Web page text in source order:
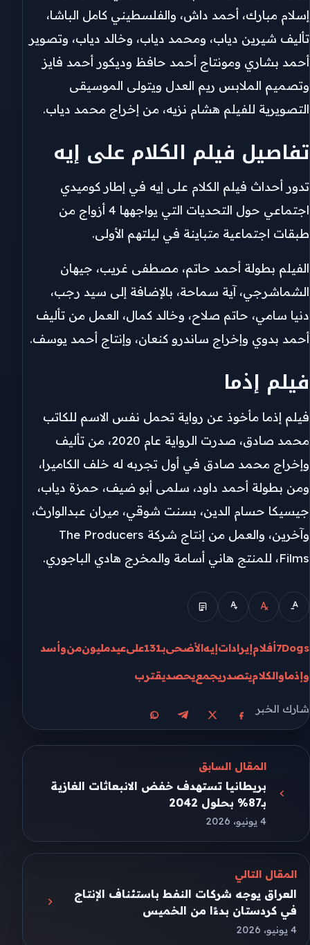
إسلام مبارك، أحمد داش، والفلسطيني كامل الباشا،
تأليف شيرين دياب، ومحمد دياب، وخالد دياب، وتصوير
أحمد بشاري ومونتاج أحمد حافظ وديكور أحمد فايز
وتصميم الملابس ريم العدل ويتولى الموسيقى
التصويرية للفيلم هشام نزيه، من إخراج محمد دياب.
تفاصيل فيلم الكلام على إيه
تدور أحداث فيلم الكلام على إيه في إطار كوميدي
اجتماعي حول التحديات التي يواجهها 4 أزواج من
طبقات اجتماعية متباينة في ليلتهم الأولى.
الفيلم بطولة أحمد حاتم، مصطفى غريب، جيهان
الشماشرجي، آية سماحة، بالإضافة إلى سيد رجب،
دنيا سامي، حاتم صلاح، وخالد كمال، العمل من تأليف
أحمد بدوي وإخراج ساندرو كنعان، وإنتاج أحمد يوسف.
فيلم إذما
فيلم إذما مأخوذ عن رواية تحمل نفس الاسم للكاتب
محمد صادق، صدرت الرواية عام 2020، من تأليف
وإخراج محمد صادق في أول تجربه له خلف الكاميرا،
ومن بطولة أحمد داود، سلمى أبو ضيف، حمزة دياب،
جيسيكا حسام الدين، بسنت شوقي، ميران عبدالوارث،
وآخرين، والعمل من إنتاج شركة The Producers
Films، للمنتج هاني أسامة والمخرج هادي الباجوري.
7Dogsأفلامإيراداتإيهالأضحىبـ131 علىعيدمليونمنوأسد
وإذماوالكلاميتصدريجمعيحصديقترب
شارك الخبر
مشاركة على فيسبوك
مشاركة على Xمشاركة على تيليجرام
مشاركة على واتساب
المقال السابق
بريطانيا تستهدف خفض الانبعاثات الغازية
بـ87% بحلول 2042
4 يونيو، 2026
المقال التالي
العراق يوجه شركات النفط باستئناف الإنتاج
في كردستان بدءًا من الخميس
4 يونيو، 2026